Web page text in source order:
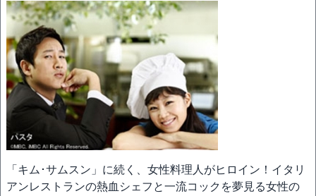
「キム･サムスン」に続く、女性料理人がヒロイン！イタリ
アンレストランの熱血シェフと一流コックを夢見る女性の